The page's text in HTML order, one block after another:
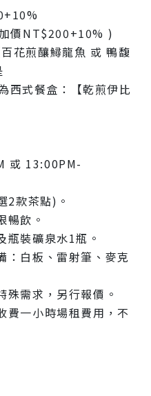
價NT$200+10% )
花煎釀鱘龍魚 或 鴨馥
西式餐盒：【乾煎伊比
或 13:00PM-
2款茶點)。
暢飲。
瓶裝礦泉水1瓶。
：白板、雷射筆、麥克
殊需求，另行報價。
費一小時場租費用，不